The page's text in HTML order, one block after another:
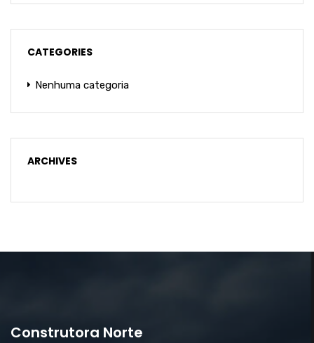
CATEGORIES
Nenhuma categoria
ARCHIVES
Construtora Norte